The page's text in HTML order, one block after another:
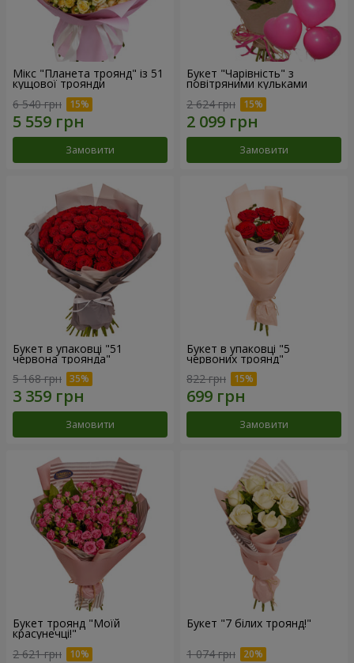
Мікс "Планета троянд" із 51
кущової троянди
6 540 грн
Замовити
Букет "Чарівність" з
повітряними кульками
2 624 грн
Замовити
Букет в упаковці "51
червона троянда"
5 168 грн
Замовити
Букет в упаковці "5
червоних троянд"
822 грн
Замовити
Букет троянд "Моїй
красунечці!"
2 621 грн
Букет "7 білих троянд!"
1 074 грн